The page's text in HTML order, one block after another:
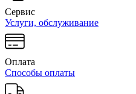
Сервис
Услуги, обслуживание
Оплата
Способы оплаты